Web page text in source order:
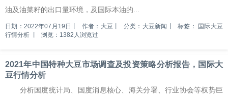
油及油菜籽的出口量环境，及国际本油的...
日期：2022年07月19日 作者：大豆 分类：大豆新闻 标签：
国际大豆
行情分析
浏览：1382人浏览过
2021年中国特种大豆市场调查及投资策略分析报告，国际大
豆行情分析
分析国度统计局、国度消息核心、海关分署、行业协会等权势巨